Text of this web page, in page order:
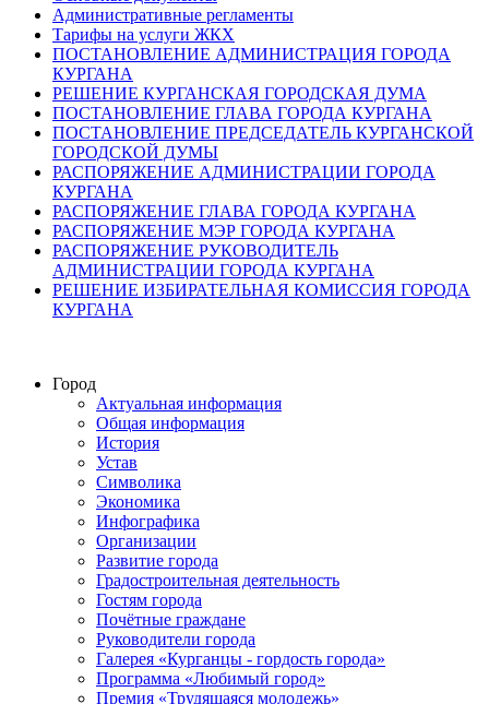
Административные регламенты
Тарифы на услуги ЖКХ
ПОСТАНОВЛЕНИЕ АДМИНИСТРАЦИЯ ГОРОДА
КУРГАНА
РЕШЕНИЕ КУРГАНСКАЯ ГОРОДСКАЯ ДУМА
ПОСТАНОВЛЕНИЕ ГЛАВА ГОРОДА КУРГАНА
ПОСТАНОВЛЕНИЕ ПРЕДСЕДАТЕЛЬ КУРГАНСКОЙ
ГОРОДСКОЙ ДУМЫ
РАСПОРЯЖЕНИЕ АДМИНИСТРАЦИИ ГОРОДА
КУРГАНА
РАСПОРЯЖЕНИЕ ГЛАВА ГОРОДА КУРГАНА
РАСПОРЯЖЕНИЕ МЭР ГОРОДА КУРГАНА
РАСПОРЯЖЕНИЕ РУКОВОДИТЕЛЬ
АДМИНИСТРАЦИИ ГОРОДА КУРГАНА
РЕШЕНИЕ ИЗБИРАТЕЛЬНАЯ КОМИССИЯ ГОРОДА
КУРГАНА
Город
Актуальная информация
Общая информация
История
Устав
Символика
Экономика
Инфографика
Организации
Развитие города
Градостроительная деятельность
Гостям города
Почётные граждане
Руководители города
Галерея «Курганцы - гордость города»
Программа «Любимый город»
Премия «Трудящаяся молодежь»